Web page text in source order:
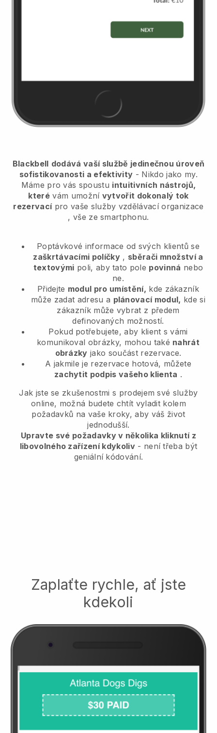
Blackbell dodává vaší službě jedinečnou úroveň
sofistikovanosti a efektivity - Nikdo jako my.
Máme pro vás spoustu intuitivních nástrojů,
které vám umožní vytvořit dokonalý tok
rezervací pro vaše služby vzdělávací organizace
, vše ze smartphonu.
Poptávkové informace od svých klientů se
zaškrtávacími políčky , sběrači množství a
textovými poli, aby tato pole povinná nebo
ne.
Přidejte modul pro umístění, kde zákazník
může zadat adresu a plánovací modul, kde si
zákazník může vybrat z předem
definovaných možností.
Pokud potřebujete, aby klient s vámi
komunikoval obrázky, mohou také nahrát
obrázky jako součást rezervace.
A jakmile je rezervace hotová, můžete
zachytit podpis vašeho klienta .
Jak jste se zkušenostmi s prodejem své služby
online, možná budete chtít vyladit kolem
požadavků na vaše kroky, aby váš život
jednodušší.
Upravte své požadavky v několika kliknutí z
libovolného zařízení kdykoliv- není třeba být
geniální kódování.
Zaplaťte rychle, ať jste
kdekoli